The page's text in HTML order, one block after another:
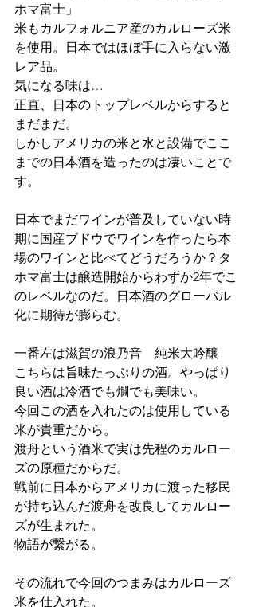
ホマ富士」
米もカルフォルニア産のカルローズ米
を使用。日本ではほぼ手に入らない激
レア品。
気になる味は…
正直、日本のトップレベルからすると
まだまだ。
しかしアメリカの米と水と設備でここ
までの日本酒を造ったのは凄いことで
す。
日本でまだワインが普及していない時
期に国産ブドウでワインを作ったら本
場のワインと比べてどうだろうか？タ
ホマ富士は醸造開始からわずか2年でこ
のレベルなのだ。日本酒のグローバル
化に期待が膨らむ。
一番左は滋賀の浪乃音　純米大吟醸
こちらは旨味たっぷりの酒。やっぱり
良い酒は冷酒でも燗でも美味い。
今回この酒を入れたのは使用している
米が貴重だから。
渡舟という酒米で実は先程のカルロー
ズの原種だからだ。
戦前に日本からアメリカに渡った移民
が持ち込んだ渡舟を改良してカルロー
ズが生まれた。
物語が繋がる。
その流れで今回のつまみはカルローズ
米を仕入れた。